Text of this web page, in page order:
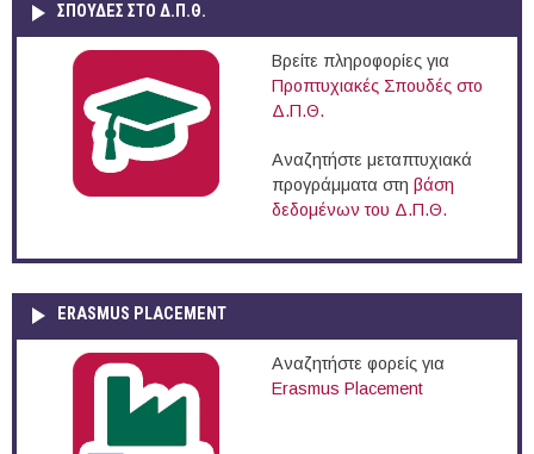
ΣΠΟΥΔΈΣ ΣΤΟ Δ.Π.Θ.
Βρείτε πληροφορίες για
Προπτυχιακές Σπουδές στο
Δ.Π.Θ.
Αναζητήστε μεταπτυχιακά
προγράμματα στη βάση
δεδομένων του Δ.Π.Θ.
ERASMUS PLACEMENT
Αναζητήστε φορείς για
Erasmus Placement